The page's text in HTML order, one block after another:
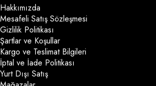
Hakkımızda
Mesafeli Satış Sözleşmesi
Gizlilik Politikası
Şartlar ve Koşullar
Kargo ve Teslimat Bilgileri
İptal ve İade Politikası
Yurt Dışı Satış